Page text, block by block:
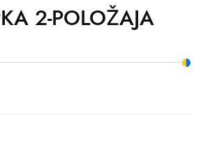
2-POLOŽAJA